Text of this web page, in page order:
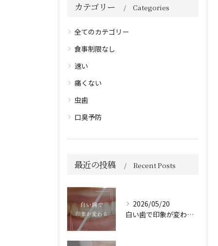
カテゴリー Categories
全てのカテゴリー
食事制限なし
速い
痛くない
虫歯
口臭予防
最近の投稿 Recent Posts
2026/05/20
白い歯で印象が変わる🦷✨️